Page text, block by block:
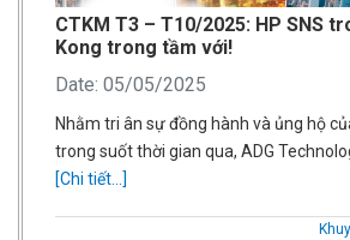
CTKM T3 – T10/2025: HP SNS
Kong trong tầm với!
Date: 05/05/2025
Nhằm tri ân sự đồng hành và ủng hộ
trong suốt thời gian qua, ADG
[Chi tiết...]